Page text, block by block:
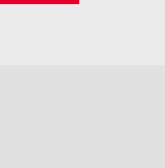
E